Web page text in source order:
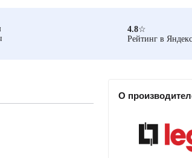
4.8☆
Рейтинг в
О